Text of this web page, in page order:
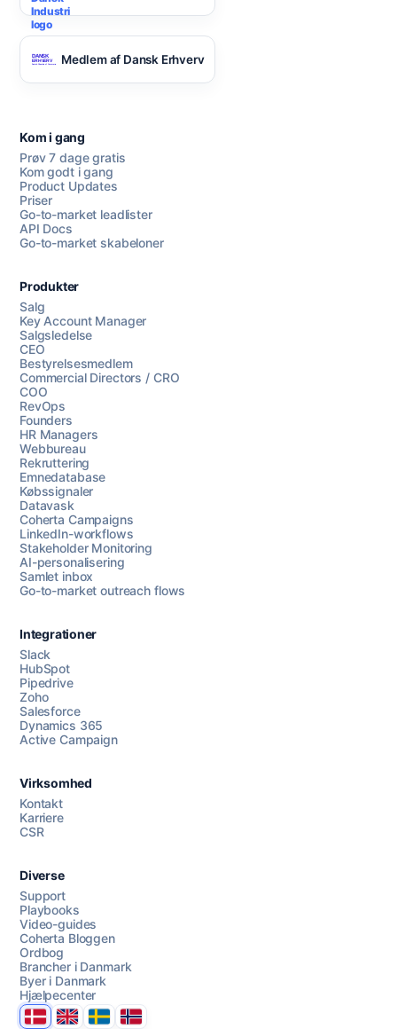
Chat med os
AI Campaign Assist
Medlem af Dansk Erhverv
Kom i gang
Prøv 7 dage gratis
Kom godt i gang
Product Updates
Priser
Go-to-market leadlister
API Docs
Go-to-market skabeloner
Produkter
Salg
Key Account Manager
Salgsledelse
CEO
Bestyrelsesmedlem
Commercial Directors / CRO
COO
RevOps
Founders
HR Managers
Webbureau
Rekruttering
Emnedatabase
Købssignaler
Datavask
Coherta Campaigns
LinkedIn-workflows
Stakeholder Monitoring
AI-personalisering
Samlet inbox
Go-to-market outreach flows
Integrationer
Slack
HubSpot
Pipedrive
Zoho
Salesforce
Dynamics 365
Active Campaign
Virksomhed
Kontakt
Karriere
CSR
Diverse
Support
Playbooks
Video-guides
Coherta Bloggen
Ordbog
Brancher i Danmark
Byer i Danmark
Hjælpecenter
DanmarkUnited Kingdom
SverigeNorge